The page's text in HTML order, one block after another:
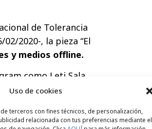
Uso de cookies
terceros con fines técnicos, de personalización,
relacionada con tus preferencias mediante el
de Tolerancia
2020-, la pieza “El
y medios offline.
como Leti Sala,
Wool, Nina Urgell,
compartieron el vídeo